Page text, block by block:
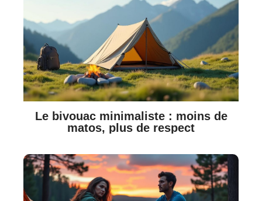
Le bivouac minimaliste : moins de
matos, plus de respect